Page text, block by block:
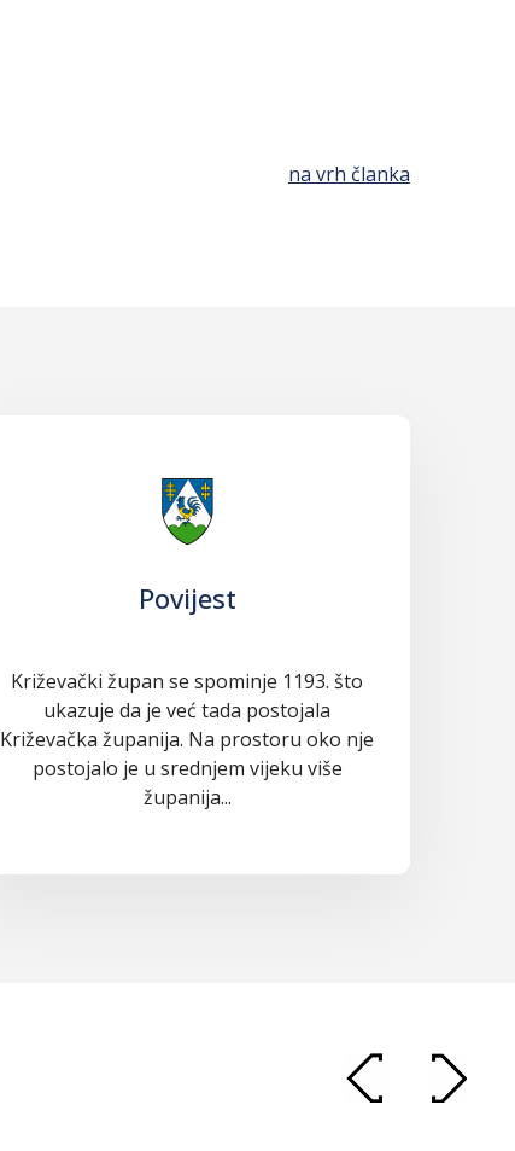
na vrh članka
Povijest
Križevački župan se spominje 1193. što
ukazuje da je već tada postojala
Križevačka županija. Na prostoru oko nje
postojalo je u srednjem vijeku više
županija...